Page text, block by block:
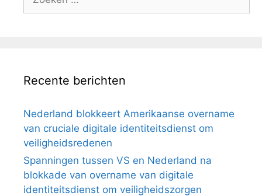
naar:
Recente berichten
Nederland blokkeert Amerikaanse overname
van cruciale digitale identiteitsdienst om
veiligheidsredenen
Spanningen tussen VS en Nederland na
blokkade van overname van digitale
identiteitsdienst om veiligheidszorgen